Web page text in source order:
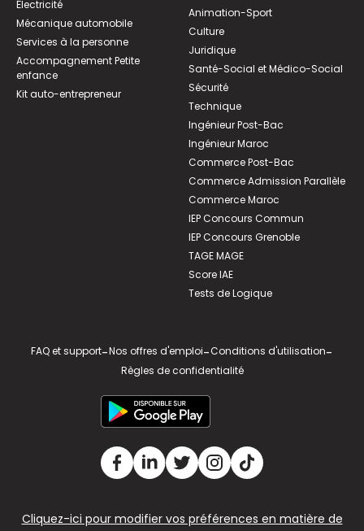
Électricité
Mécanique automobile
Services à la personne
Accompagnement Petite
enfance
Kit auto-entrepreneur
Animation-Sport
Culture
Juridique
Santé-Social et Médico-Social
Sécurité
Technique
Ingénieur Post-Bac
Ingénieur Maroc
Commerce Post-Bac
Commerce Admission Parallèle
Commerce Maroc
IEP Concours Commun
IEP Concours Grenoble
TAGE MAGE
Score IAE
Tests de Logique
FAQ et support-Nos offres d'emploi-Conditions d'utilisation-
Règles de confidentialité
Cliquez-ici pour modifier vos préférences en matière de